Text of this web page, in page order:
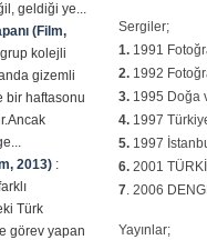
Sergiler;
1. 1991
2. 1992
3. 1995 Doğa
4. 1997
5. 1997
6. 2001
7. 2006
Yayınlar;
geldiği ye...
(Film,
kolejli
gizemli
bir haftasonu
2013) :
Türk
görev yapan